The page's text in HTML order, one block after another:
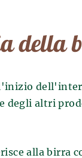
della
degli altri
alla birra